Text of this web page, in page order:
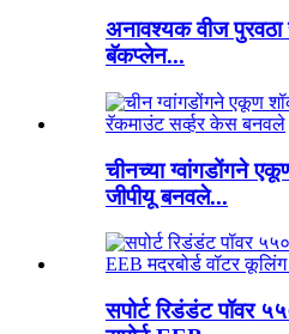
अनावश्यक वीज
बॅकप्लेन...
चीनच्या ग्वांगडोंगने
जीपीयू बनवले...
सपोर्ट रिडंडंट पॉवर